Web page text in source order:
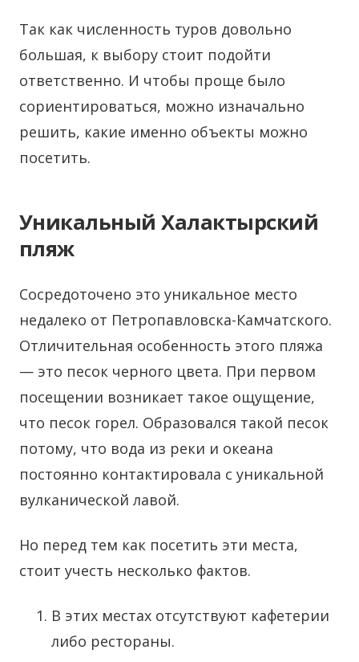
Так как численность туров довольно
большая, к выбору стоит подойти
ответственно. И чтобы проще было
сориентироваться, можно изначально
решить, какие именно объекты можно
посетить.
Уникальный Халактырский
пляж
Сосредоточено это уникальное место
недалеко от Петропавловска-Камчатского.
Отличительная особенность этого пляжа
— это песок черного цвета. При первом
посещении возникает такое ощущение,
что песок горел. Образовался такой песок
потому, что вода из реки и океана
постоянно контактировала с уникальной
вулканической лавой.
Но перед тем как посетить эти места,
стоит учесть несколько фактов.
В этих местах отсутствуют кафетерии
либо рестораны.